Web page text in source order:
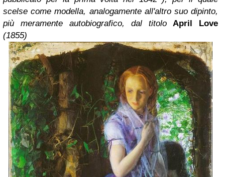
scelse come modella, analogamente all'altro suo dipinto,
più meramente autobiografico, dal titolo April Love
(1855)